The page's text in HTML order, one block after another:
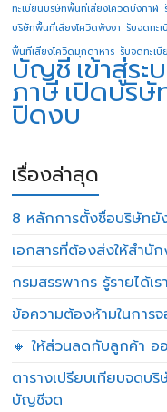
ทะเบียนบริษัทพื้นที่เสี่ยงโควิดบึงกาฬ
บริษัทพื้นที่เสี่ยงโควิดพังงา รับจดทะ
พื้นที่เสี่ยงโควิดมุกดาหาร รับจดทะเ
บัญชี เข้าสู่ร
ภาษีเปิดบริษั
ปิดงบ
เรื่องล่าสุด
8 หลักการตั้งชื่อบริษัทยั
เอกสารที่ต้องส่งให้สำนั
กรมสรรพากร รู้รายได้เร
ข้อความต้องห้ามในการ
🔸 ให้ส่วนลดกับลูกค้า อ
ตารางเปรียบเทียบจดบ
บัญชีจด